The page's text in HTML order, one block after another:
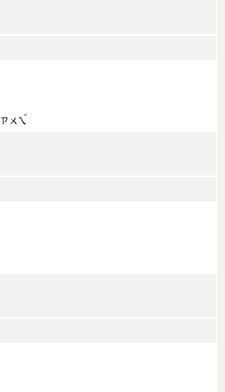
ㄗㄨㄟ
ˇ